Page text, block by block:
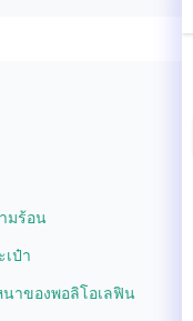
and EVA as the heat-
มร้อน
เป๋า
าของพอลิโอเลฟิน